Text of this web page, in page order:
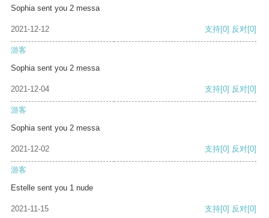
Sophia sent you 2 messa
2021-12-12 支持[0] 反对[0]
游客
Sophia sent you 2 messa
2021-12-04 支持[0] 反对[0]
游客
Sophia sent you 2 messa
2021-12-02 支持[0] 反对[0]
游客
Estelle sent you 1 nude
2021-11-15 支持[0] 反对[0]